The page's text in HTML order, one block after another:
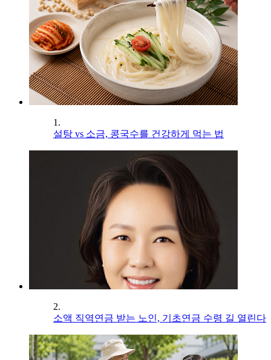
1.
설탕 vs 소금, 콩국수를 건강하게 먹는 법
2.
소액 직역연금 받는 노인, 기초연금 수령 길 열린다